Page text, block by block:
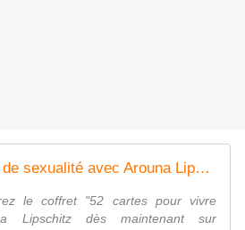
Parlons d'amour et de sexualité avec Arouna Lipschitz et Henri Joyeux
le coffret "52 cartes pour vivre
Lipschitz dès maintenant sur